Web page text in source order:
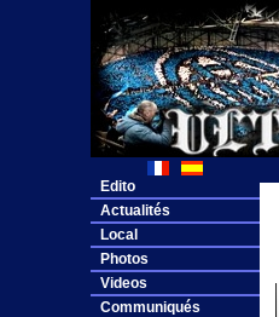
Edito
Actualités
Local
Photos
Videos
Communiqués